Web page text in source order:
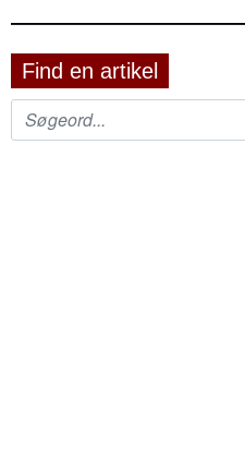
Find en artikel